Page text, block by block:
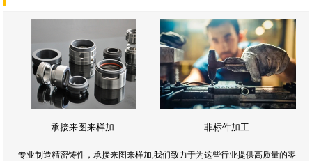
承接来图来样加 非标件加工
专业制造精密铸件，承接来图来样加,我们致力于为这些行业提供高质量的零